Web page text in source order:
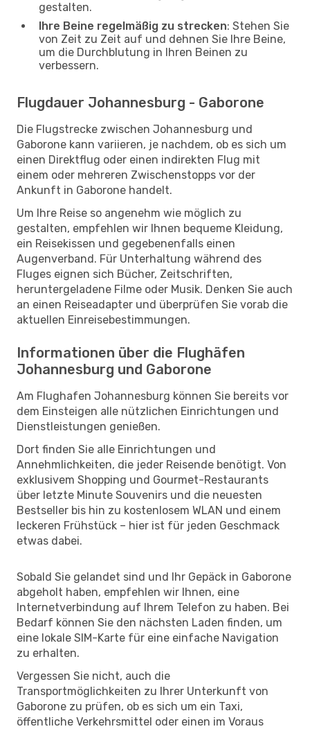
gestalten.
Ihre Beine regelmäßig zu strecken: Stehen Sie
von Zeit zu Zeit auf und dehnen Sie Ihre Beine,
um die Durchblutung in Ihren Beinen zu
verbessern.
Flugdauer Johannesburg - Gaborone
Die Flugstrecke zwischen Johannesburg und
Gaborone kann variieren, je nachdem, ob es sich um
einen Direktflug oder einen indirekten Flug mit
einem oder mehreren Zwischenstopps vor der
Ankunft in Gaborone handelt.
Um Ihre Reise so angenehm wie möglich zu
gestalten, empfehlen wir Ihnen bequeme Kleidung,
ein Reisekissen und gegebenenfalls einen
Augenverband. Für Unterhaltung während des
Fluges eignen sich Bücher, Zeitschriften,
heruntergeladene Filme oder Musik. Denken Sie auch
an einen Reiseadapter und überprüfen Sie vorab die
aktuellen Einreisebestimmungen.
Informationen über die Flughäfen
Johannesburg und Gaborone
Am Flughafen Johannesburg können Sie bereits vor
dem Einsteigen alle nützlichen Einrichtungen und
Dienstleistungen genießen.
Dort finden Sie alle Einrichtungen und
Annehmlichkeiten, die jeder Reisende benötigt. Von
exklusivem Shopping und Gourmet-Restaurants
über letzte Minute Souvenirs und die neuesten
Bestseller bis hin zu kostenlosem WLAN und einem
leckeren Frühstück – hier ist für jeden Geschmack
etwas dabei.
Sobald Sie gelandet sind und Ihr Gepäck in Gaborone
abgeholt haben, empfehlen wir Ihnen, eine
Internetverbindung auf Ihrem Telefon zu haben. Bei
Bedarf können Sie den nächsten Laden finden, um
eine lokale SIM-Karte für eine einfache Navigation
zu erhalten.
Vergessen Sie nicht, auch die
Transportmöglichkeiten zu Ihrer Unterkunft von
Gaborone zu prüfen, ob es sich um ein Taxi,
öffentliche Verkehrsmittel oder einen im Voraus